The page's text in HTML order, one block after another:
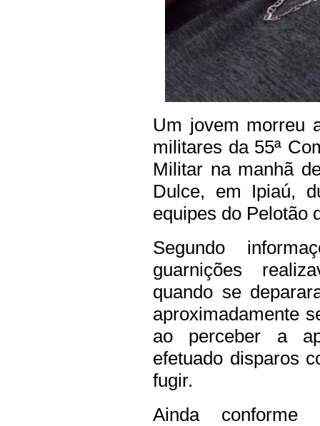
Um jovem morreu
militares da 55ª
Militar na manhã
Dulce, em Ipiaú,
equipes do Pelotão
Segundo
guarnições
quando se
aproximadamente
ao perceber a
efetuado disparos
fugir.
Ainda conforme